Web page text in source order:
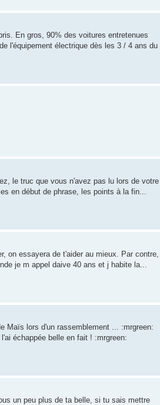
En gros, 90% des voitures entretenues
l'équipement électrique dès les 3 / 4 ans du
le truc que vous n'avez pas lu lors de votre
en début de phrase, les points à la fin...
on essayera de t'aider au mieux. Par contre,
je m appel daive 40 ans et j habite la...
Maïs lors d'un rassemblement ... :mrgreen:
échappée belle en fait ! :mrgreen:
un peu plus de ta belle, si tu sais mettre